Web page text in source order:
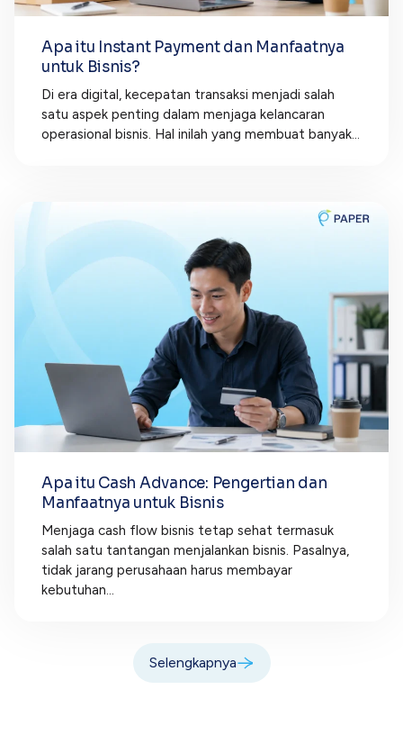
Apa itu Instant Payment dan Manfaatnya
untuk Bisnis?
Di era digital, kecepatan transaksi menjadi salah
satu aspek penting dalam menjaga kelancaran
operasional bisnis. Hal inilah yang membuat banyak...
Apa itu Cash Advance: Pengertian dan
Manfaatnya untuk Bisnis
Menjaga cash flow bisnis tetap sehat termasuk
salah satu tantangan menjalankan bisnis. Pasalnya,
tidak jarang perusahaan harus membayar
kebutuhan...
Selengkapnya